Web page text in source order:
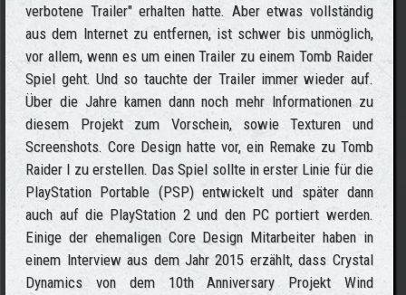
verbotene Trailer" erhalten hatte. Aber etwas vollständig
aus dem Internet zu entfernen, ist schwer bis unmöglich,
vor allem, wenn es um einen Trailer zu einem Tomb Raider
Spiel geht. Und so tauchte der Trailer immer wieder auf.
Über die Jahre kamen dann noch mehr Informationen zu
diesem Projekt zum Vorschein, sowie Texturen und
Screenshots. Core Design hatte vor, ein Remake zu Tomb
Raider I zu erstellen. Das Spiel sollte in erster Linie für die
PlayStation Portable (PSP) entwickelt und später dann
auch auf die PlayStation 2 und den PC portiert werden.
Einige der ehemaligen Core Design Mitarbeiter haben in
einem Interview aus dem Jahr 2015 erzählt, dass Crystal
Dynamics von dem 10th Anniversary Projekt Wind